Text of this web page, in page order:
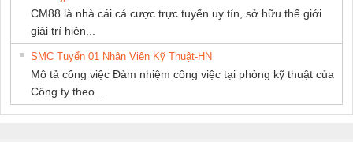
CM88 là nhà cái cá cược trực tuyến uy tín, sở hữu thế giới
giải trí hiện...
SMC Tuyển 01 Nhân Viên Kỹ Thuật-HN
Mô tả công việc Đảm nhiệm công việc tại phòng kỹ thuật của
Công ty theo...